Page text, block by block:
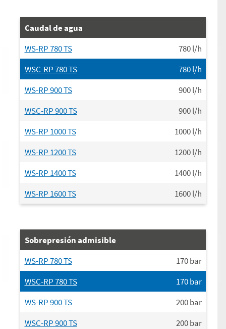
Caudal de agua
WS-RP 780 TS
780l/h
WSC-RP 780 TS
780l/h
WS-RP 900 TS
900l/h
WSC-RP 900 TS
900l/h
WS-RP 1000 TS
1000l/h
WS-RP 1200 TS
1200l/h
WS-RP 1400 TS
1400l/h
WS-RP 1600 TS
1600l/h
Sobrepresión admisible
WS-RP 780 TS
170bar
WSC-RP 780 TS
170bar
WS-RP 900 TS
200bar
WSC-RP 900 TS
200bar